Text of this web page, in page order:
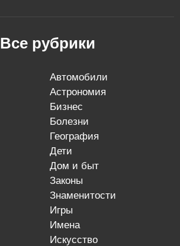
Все рубрики
автомобили
астрономия
бизнес
болезни
география
дети
дом и быт
законы
знаменитости
игры
имена
искусство